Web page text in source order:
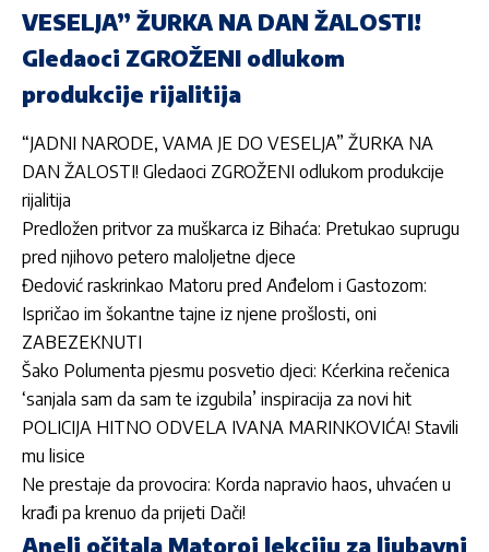
VESELJA” ŽURKA NA DAN ŽALOSTI!
Gledaoci ZGROŽENI odlukom
produkcije rijalitija
“JADNI NARODE, VAMA JE DO VESELJA” ŽURKA NA
DAN ŽALOSTI! Gledaoci ZGROŽENI odlukom produkcije
rijalitija
Predložen pritvor za muškarca iz Bihaća: Pretukao suprugu
pred njihovo petero maloljetne djece
Đedović raskrinkao Matoru pred Anđelom i Gastozom:
Ispričao im šokantne tajne iz njene prošlosti, oni
ZABEZEKNUTI
Šako Polumenta pjesmu posvetio djeci: Kćerkina rečenica
‘sanjala sam da sam te izgubila’ inspiracija za novi hit
POLICIJA HITNO ODVELA IVANA MARINKOVIĆA! Stavili
mu lisice
Ne prestaje da provocira: Korda napravio haos, uhvaćen u
krađi pa krenuo da prijeti Dači!
Aneli očitala Matoroj lekciju za ljubavni